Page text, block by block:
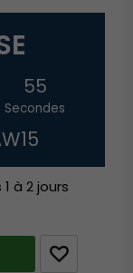
54
Secondes
à 2 jours